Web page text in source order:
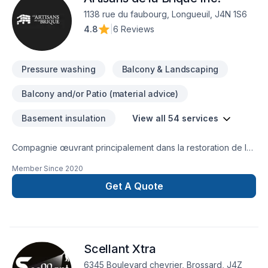
des relations de confiance avec nos clients. Transformons
ensemble vos idées en réalité. Contactez-nous dès
maintenant.
1138 rue du faubourg, Longueuil, J4N 1S6
4.8
6 Reviews
Pressure washing Balcony & Landscaping
Balcony and/or Patio (material advice)
Basement insulation View all 54 services
Compagnie œuvrant principalement dans la restoration de la
Member Since 2020
Get A Quote
Scellant Xtra
6345 Boulevard chevrier, Brossard, J4Z